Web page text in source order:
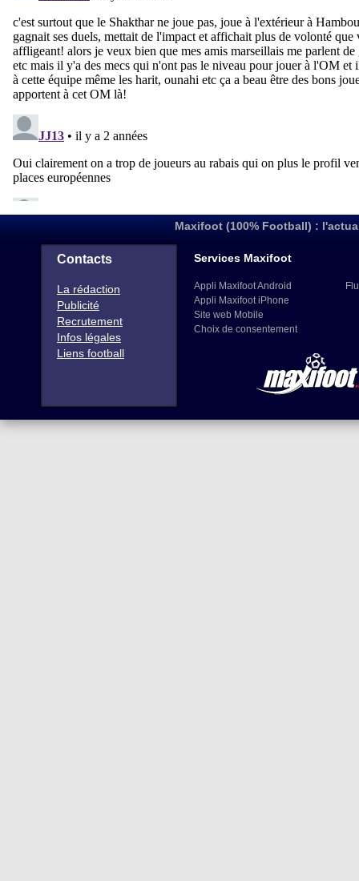
Maxifoot (100% Football) :
Contacts
La rédaction
Publicité
Recrutement
Infos légales
Liens football
Services Maxifoot
Appli Maxifoot Android
Appli Maxifoot iPhone
Site web Mobile
Choix de consentement